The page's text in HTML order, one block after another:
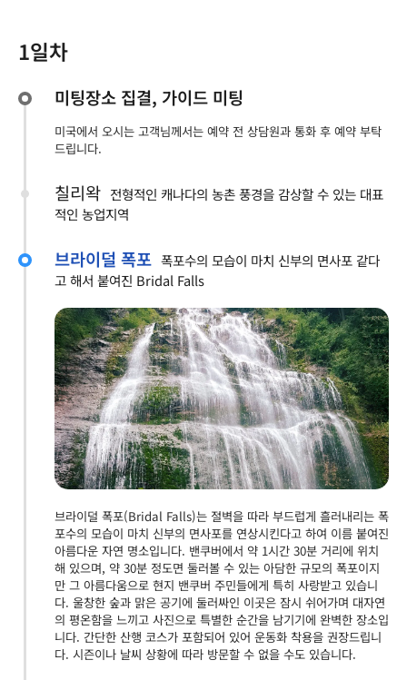
1일차
미팅장소 집결, 가이드 미팅
미국에서 오시는 고객님께서는 예약 전 상담원과 통화 후 예약 부탁
드립니다.
칠리왁 전형적인 캐나다의 농촌 풍경을 감상할 수 있는 대표
적인 농업지역
브라이덜 폭포 폭포수의 모습이 마치 신부의 면사포 같다
고 해서 붙여진 Bridal Falls
브라이덜 폭포(Bridal Falls)는 절벽을 따라 부드럽게 흘러내리는 폭
포수의 모습이 마치 신부의 면사포를 연상시킨다고 하여 이름 붙여진
아름다운 자연 명소입니다. 밴쿠버에서 약 1시간 30분 거리에 위치
해 있으며, 약 30분 정도면 둘러볼 수 있는 아담한 규모의 폭포이지
만 그 아름다움으로 현지 밴쿠버 주민들에게 특히 사랑받고 있습니
다. 울창한 숲과 맑은 공기에 둘러싸인 이곳은 잠시 쉬어가며 대자연
의 평온함을 느끼고 사진으로 특별한 순간을 남기기에 완벽한 장소입
니다. 간단한 산행 코스가 포함되어 있어 운동화 착용을 권장드립니
다. 시즌이나 날씨 상황에 따라 방문할 수 없을 수도 있습니다.